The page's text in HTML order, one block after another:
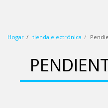
Hogar tienda electrónica